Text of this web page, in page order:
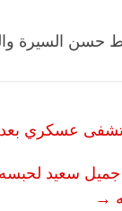
السيرة
عسكري بعد
سعيد لحبسه
→